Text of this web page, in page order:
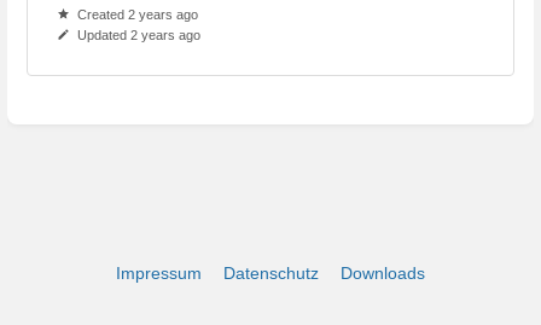
Created 2 years ago
Updated 2 years ago
Impressum Datenschutz Downloads